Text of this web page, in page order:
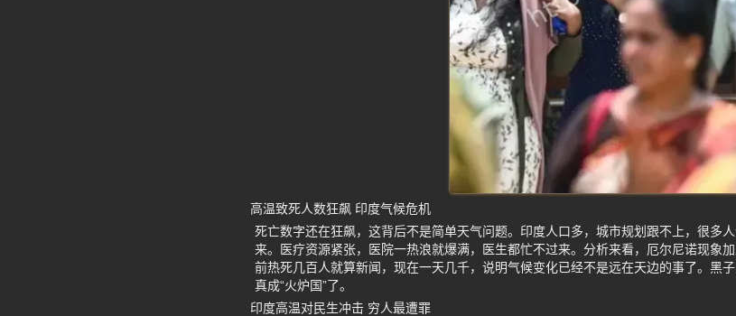
高温致死人数狂飙 印度气候危机
死亡数字还在狂飙，这背后不是简单天气问题。印度人口多，城市规划跟不上，很多
来。医疗资源紧张，医院一热浪就爆满，医生都忙不过来。分析来看，厄尔尼诺现象
前热死几百人就算新闻，现在一天几千，说明气候变化已经不是远在天边的事了。黑
真成“火炉国”了。
印度高温对民生冲击 穷人最遭罪